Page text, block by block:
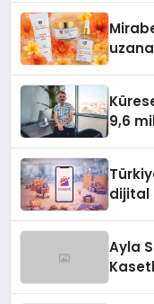
9,6
dijital
Ayla